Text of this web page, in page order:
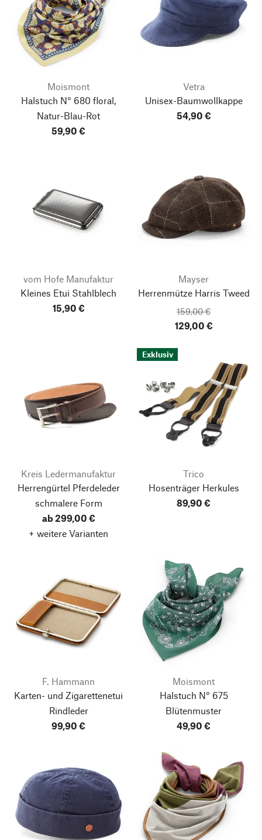
Moismont
Halstuch N° 680 floral,
Natur-Blau-Rot
59,90 €
Vetra
Unisex-Baumwollkappe
54,90 €
vom Hofe Manufaktur
Kleines Etui Stahlblech
15,90 €
Mayser
Herrenmütze Harris Tweed
159,00 €
129,00 €
Kreis Ledermanufaktur
Herrengürtel Pferdeleder
schmalere Form
ab 299,00 €
+ weitere Varianten
Exklusiv
Trico
Hosenträger Herkules
89,90 €
F. Hammann
Karten- und Zigarettenetui
Rindleder
99,90 €
Moismont
Halstuch N° 675
Blütenmuster
49,90 €
Nach oben